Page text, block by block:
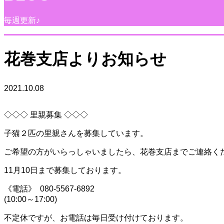
毎週更新♪
花巻支店よりお知らせ
2021.10.08
◇◇◇ 里親募集 ◇◇◇
子猫２匹の里親さんを募集しています。
ご希望の方がいらっしゃいましたら、花巻支店までご連絡く
11月10日まで募集しております。
《電話》 080-5567-6892
(10:00～17:00)
不定休ですが、お電話は毎日受け付けております。